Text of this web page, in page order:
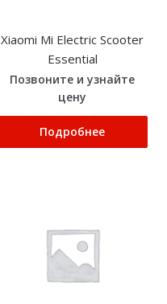
Xiaomi Mi Electric Scooter
Essential
Позвоните и узнайте
цену
Подробнее